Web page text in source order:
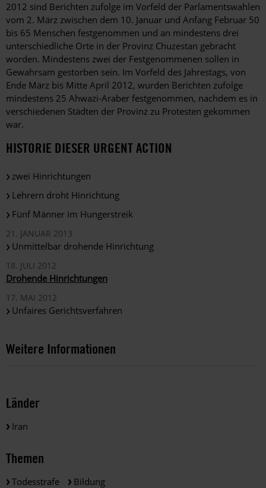
2012 sind Berichten zufolge im Vorfeld der Parlamentswahlen
vom 2. März zwischen dem 10. Januar und Anfang Februar 50
bis 65 Menschen festgenommen und an mindestens drei
unterschiedliche Orte in der Provinz Chuzestan gebracht
worden. Mindestens zwei der Festgenommenen sollen in
Gewahrsam gestorben sein. Im Vorfeld des Jahrestags, von
Ende März bis Mitte April 2012, wurden Berichten zufolge
mindestens 25 Ahwazi-Araber festgenommen, nachdem es in
verschiedenen Städten der Provinz zu Protesten gekommen
war.
HISTORIE DIESER URGENT ACTION
zwei Hinrichtungen
Lehrern droht Hinrichtung
Fünf Männer im Hungerstreik
21. JANUAR 2013
Unmittelbar drohende Hinrichtung
18. JULI 2012
Drohende Hinrichtungen
17. MAI 2012
Unfaires Gerichtsverfahren
Weitere Informationen
Länder
Iran
Themen
Todesstrafe Bildung